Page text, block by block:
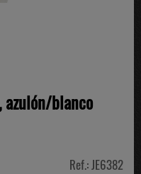
azulón/blanco
Ref.: JE6382